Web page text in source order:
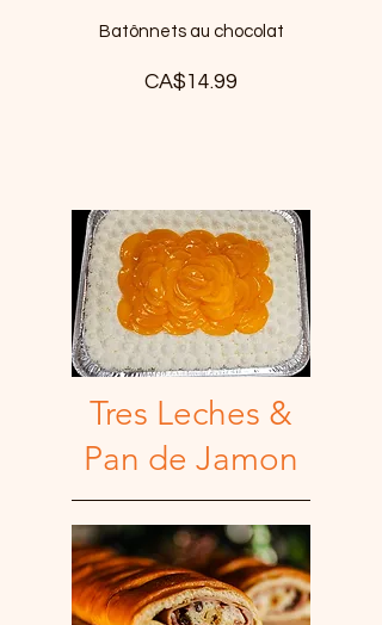
Batônnets au chocolat
CA$14.99
Tres Leches &
Pan de Jamon